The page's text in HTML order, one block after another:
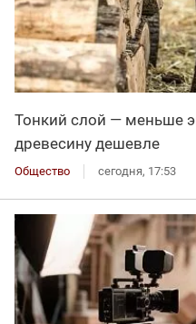
Тонкий слой — меньше
древесину дешевле
Общество сегодня, 17:53